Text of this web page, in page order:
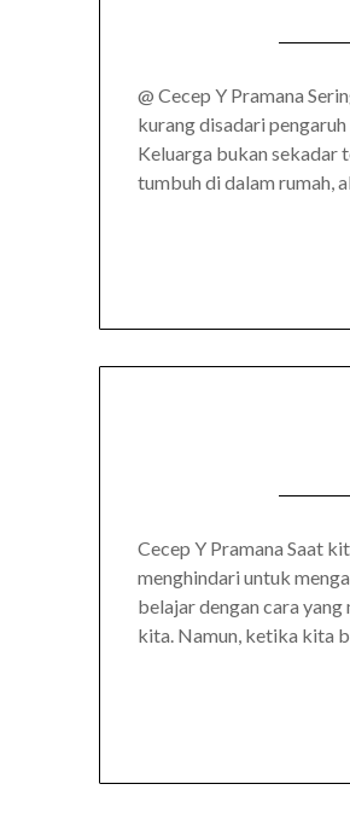
@ Cecep Y Pramana
kurang disadari
Keluarga bukan sekadar
tumbuh di dalam rumah,
Cecep Y Pramana Saat
menghindari untuk
belajar dengan cara
kita. Namun, ketika kita